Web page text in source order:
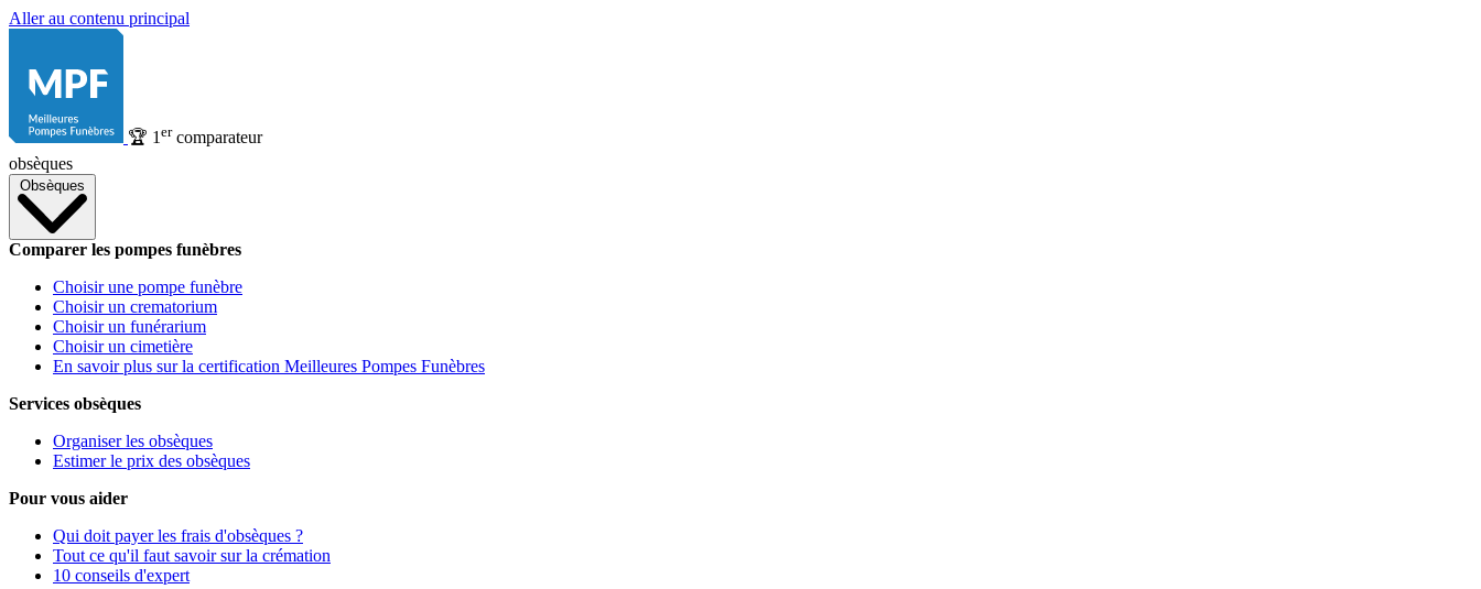
Aller au contenu principal
🏆 1 ercomparateur
obsèques
Obsèques
Comparer les pompes funèbres
Choisir une pompe funèbre
Choisir un crematorium
Choisir un funérarium
Choisir un cimetière
En savoir plus sur la certification Meilleures Pompes Funèbres
Services obsèques
Organiser les obsèques
Estimer le prix des obsèques
Pour vous aider
Qui doit payer les frais d'obsèques ?
Tout ce qu'il faut savoir sur la crémation
10 conseils d'expert